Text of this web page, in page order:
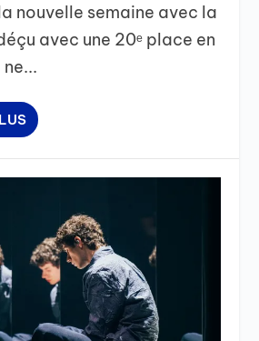
nouvelle semaine avec la
avec une 20ᵉ place en